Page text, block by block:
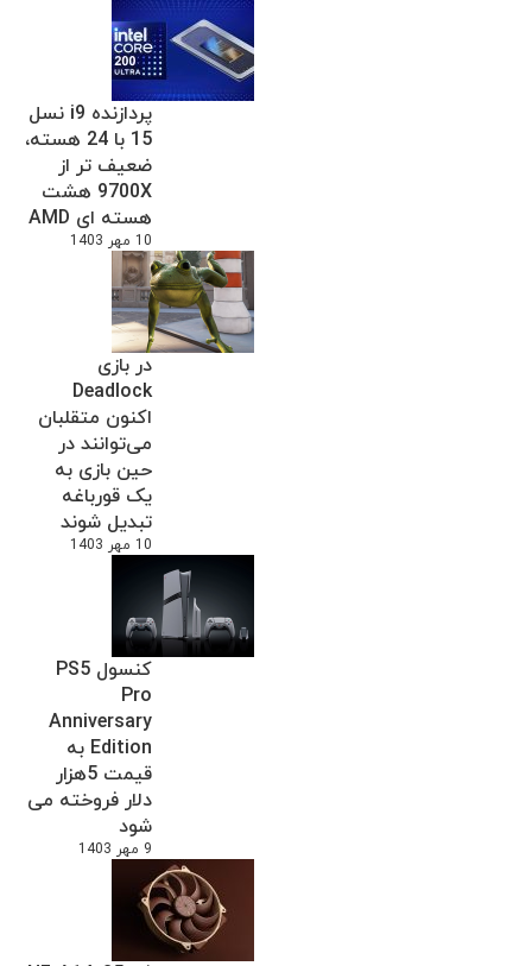
پردازنده i9 نسل
15 با 24 هسته،
ضعیف تر از
9700X هشت
هسته ای AMD
10 مهر 1403
در بازی
Deadlock
اکنون متقلبان
می‌توانند در
حین بازی به
یک قورباغه
تبدیل شوند
10 مهر 1403
کنسول PS5
Pro
Anniversary
Edition به
قیمت 5هزار
دلار فروخته می
شود
9 مهر 1403